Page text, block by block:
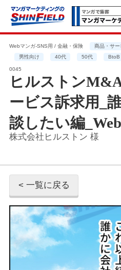
Webマンガ-SNS用 / 金融・保険
商品・サー
男性向け
40代 50代 BtoB
0045
ヒルストン
ービス訴求用_
談したい編
株式会社ヒルストン 様
< 一覧に戻る